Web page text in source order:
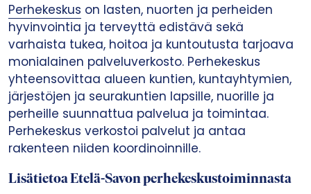
Perhekeskus on lasten, nuorten ja perheiden
hyvinvointia ja terveyttä edistävä sekä
varhaista tukea, hoitoa ja kuntoutusta tarjoava
monialainen palveluverkosto. Perhekeskus
yhteensovittaa alueen kuntien, kuntayhtymien,
järjestöjen ja seurakuntien lapsille, nuorille ja
perheille suunnattua palvelua ja toimintaa.
Perhekeskus verkostoi palvelut ja antaa
rakenteen niiden koordinoinnille.
Lisätietoa Etelä-Savon perhekeskustoiminnasta